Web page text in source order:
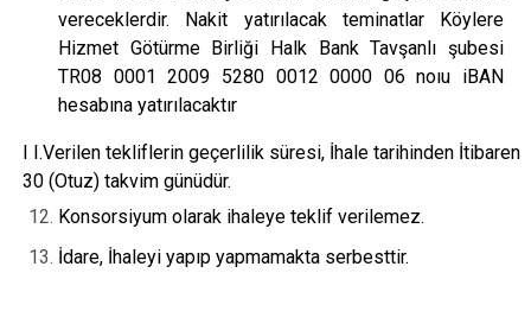
vereceklerdir. Nakit yatırılacak teminatlar Köylere
Hizmet Götürme Birliği Halk Bank Tavşanlı şubesi
TR08 0001 2009 5280 0012 0000 06 noıu iBAN
hesabına yatırılacaktır
I I.Verilen tekliflerin geçerlilik süresi, İhale tarihinden İtibaren
30 (Otuz) takvim günüdür.
Konsorsiyum olarak ihaleye teklif verilemez.
İdare, İhaleyi yapıp yapmamakta serbesttir.